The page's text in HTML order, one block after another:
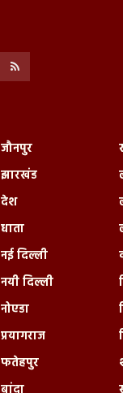
जौनपुर
झारखंड
देश
धाता
नई दिल्ली
नयी दिल्ली
नोएडा
प्रयागराज
फतेहपुर